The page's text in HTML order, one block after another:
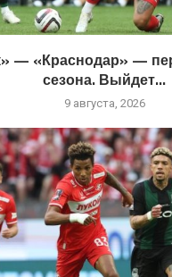
— «Краснодар» —
сезона. Выйдет...
9 августа, 2026